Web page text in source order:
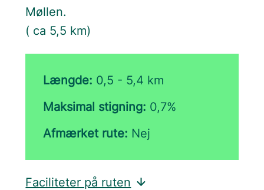
Møllen.
( ca 5,5 km)
Længde: 0,5 - 5,4 km
Maksimal stigning: 0,7%
Afmærket rute: Nej
Faciliteter på ruten